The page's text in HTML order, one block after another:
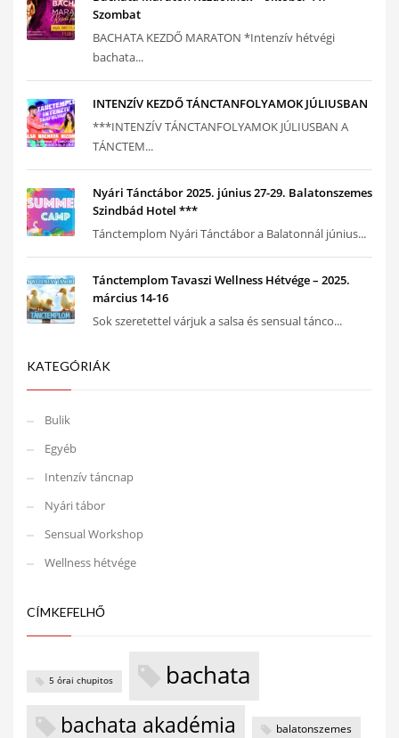
Szombat
BACHATA KEZDŐ MARATON *Intenzív hétvégi
bachata...
INTENZÍV KEZDŐ TÁNCTANFOLYAMOK JÚLIUSBAN
***INTENZÍV TÁNCTANFOLYAMOK JÚLIUSBAN A
TÁNCTEM...
Nyári Tánctábor 2025. június 27-29. Balatonszemes
Szindbád Hotel ***
Tánctemplom Nyári Tánctábor a Balatonnál június...
Tánctemplom Tavaszi Wellness Hétvége – 2025.
március 14-16
Sok szeretettel várjuk a salsa és sensual tánco...
KATEGÓRIÁK
Bulik
Egyéb
Intenzív táncnap
Nyári tábor
Sensual Workshop
Wellness hétvége
CÍMKEFELHŐ
5 órai chupitos bachata
bachata akadémia balatonszemes